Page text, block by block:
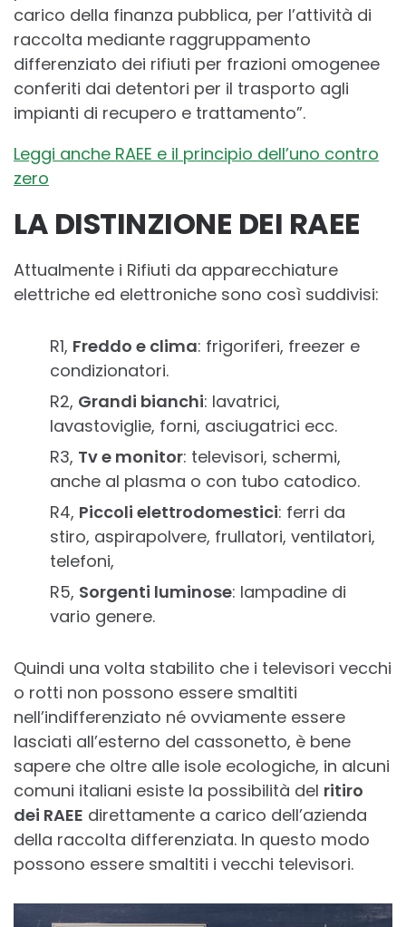
carico della finanza pubblica, per l’attività di
raccolta mediante raggruppamento
differenziato dei rifiuti per frazioni omogenee
conferiti dai detentori per il trasporto agli
impianti di recupero e trattamento”.
Leggi anche RAEE e il principio dell’uno contro
zero
LA DISTINZIONE DEI RAEE
Attualmente i Rifiuti da apparecchiature
elettriche ed elettroniche sono così suddivisi:
R1, Freddo e clima: frigoriferi, freezer e
condizionatori.
R2, Grandi bianchi: lavatrici,
lavastoviglie, forni, asciugatrici ecc.
R3, Tv e monitor: televisori, schermi,
anche al plasma o con tubo catodico.
R4, Piccoli elettrodomestici: ferri da
stiro, aspirapolvere, frullatori, ventilatori,
telefoni,
R5, Sorgenti luminose: lampadine di
vario genere.
Quindi una volta stabilito che i televisori vecchi
o rotti non possono essere smaltiti
nell’indifferenziato né ovviamente essere
lasciati all’esterno del cassonetto, è bene
sapere che oltre alle isole ecologiche, in alcuni
comuni italiani esiste la possibilità del ritiro
dei RAEE direttamente a carico dell’azienda
della raccolta differenziata. In questo modo
possono essere smaltiti i vecchi televisori.